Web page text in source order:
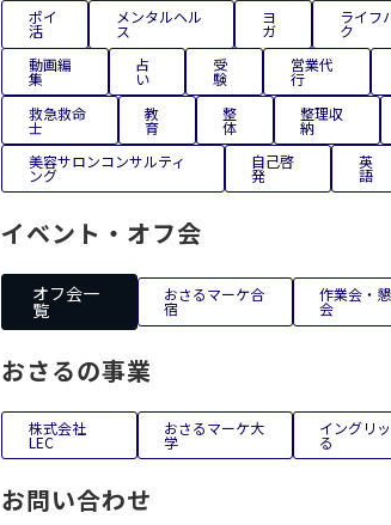
ポイ
活
メンタルヘル
ス
ヨ
ガ
ライフ
ク
動画編
集
占
い
受
験
営業代
行
救急救命
士
教
育
整
体
整理収
納
美容サロンコンサルティ
ング
自己啓
発
英
語
イベント・オフ会
オフ会一
覧
おさるマーケ合
宿
作業会・
会
おさるの事業
株式会社
LEC
おさるマーケ大
学
イングリ
る
お問い合わせ